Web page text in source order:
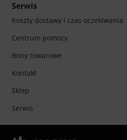
Serwis
Koszty dostawy i czas oczekiwania
Centrum pomocy
Bony towarowe
Kontakt
Sklep
Serwis